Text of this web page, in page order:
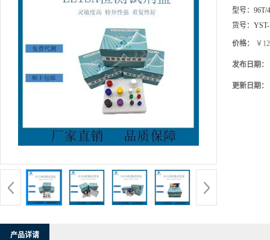
型号： 96T/
货号：
价格： ￥
发布日期：
更新日期：
产品详请